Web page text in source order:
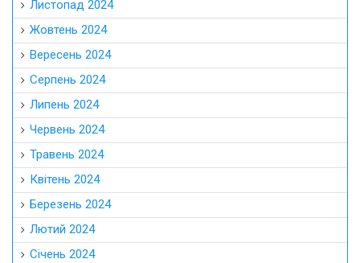
Листопад 2024
Жовтень 2024
Вересень 2024
Серпень 2024
Липень 2024
Червень 2024
Травень 2024
Квітень 2024
Березень 2024
Лютий 2024
Січень 2024